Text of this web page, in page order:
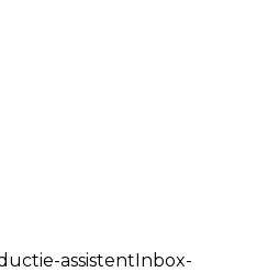
assistentInbox-